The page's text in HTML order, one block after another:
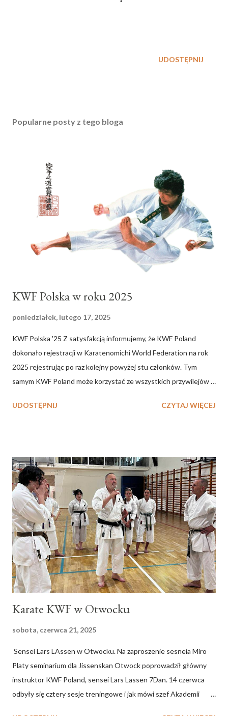
UDOSTĘPNIJ
Popularne posty z tego bloga
KWF Polska w roku 2025
poniedziałek, lutego 17, 2025
KWF Polska '25 Z satysfakcją informujemy, że KWF Poland
dokonało rejestracji w Karatenomichi World Federation na rok
2025 rejestrując po raz kolejny powyżej stu członków. Tym
samym KWF Poland może korzystać ze wszystkich przywilejów
rozpoczynamy oficjalny 11 rok działalności przedstawicielstwa
UDOSTĘPNIJ CZYTAJ WIĘCEJ
Karate KWF w Otwocku
sobota, czerwca 21, 2025
Sensei Lars LAssen w Otwocku. Na zaproszenie sesneia Miro
Platy seminarium dla Jissenskan Otwock poprowadził główny
instruktor KWF Poland, sensei Lars Lassen 7Dan. 14 czerwca
odbyły się cztery sesje treningowe i jak mówi szef Akademii